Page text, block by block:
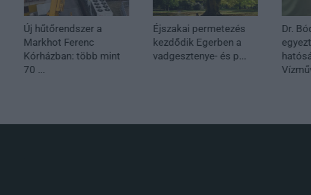
Új hűtőrendszer a
Markhot Ferenc
Kórházban: több mint
70 ...
Éjszakai permetezés
kezdődik Egerben a
vadgesztenye- és p...
Dr.